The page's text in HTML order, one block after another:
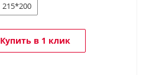
215*200
Купить в 1 клик